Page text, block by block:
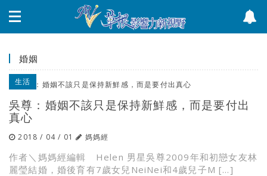
婚姻
生活
吳尊：婚姻不該只是保持新鮮感，而是要付出
真心
2018 / 04 / 01 媽媽經
作者＼媽媽經編輯 Helen 男星吳尊2009年和初戀女友林
麗瑩結婚，婚後育有7歲女兒NeiNei和4歲兒子M […]